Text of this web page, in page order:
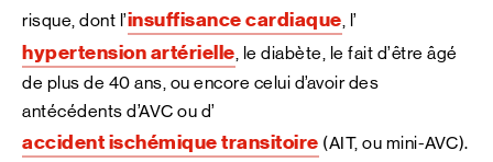
risque, dont l’insuffisance cardiaque, l’
hypertension artérielle, le diabète, le fait d’être âgé
de plus de 40 ans, ou encore celui d’avoir des
antécédents d’AVC ou d’
accident ischémique transitoire (AIT, ou mini-AVC).